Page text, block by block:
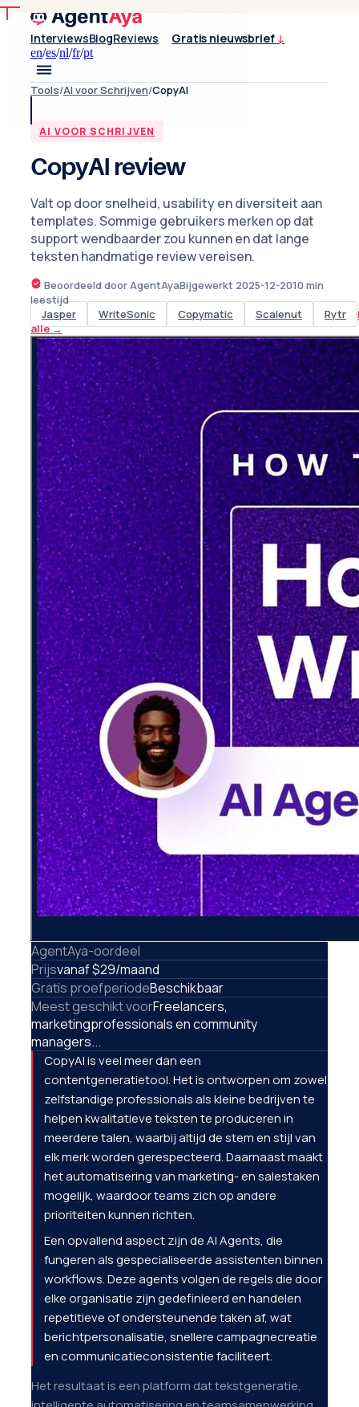
InterviewsBlogReviews Gratis nieuwsbrief ↓
en/es/nl/fr/pt
Tools/AI voor Schrijven/CopyAI
AI VOOR SCHRIJVEN
CopyAI review
Valt op door snelheid, usability en diversiteit aan
templates. Sommige gebruikers merken op dat
support wendbaarder zou kunnen en dat lange
teksten handmatige review vereisen.
Beoordeeld door AgentAyaBijgewerkt 2025-12-2010 min
leestijd
Jasper
WriteSonic Copymatic Scalenut Rytr
alle→
AgentAya-oordeel
Prijsvanaf $29/maand
Gratis proefperiodeBeschikbaar
Meest geschikt voorFreelancers,
marketingprofessionals en community
managers...
CopyAI is veel meer dan een
contentgeneratietool. Het is ontworpen om zowel
zelfstandige professionals als kleine bedrijven te
helpen kwalitatieve teksten te produceren in
meerdere talen, waarbij altijd de stem en stijl van
elk merk worden gerespecteerd. Daarnaast maakt
het automatisering van marketing- en salestaken
mogelijk, waardoor teams zich op andere
prioriteiten kunnen richten.
Een opvallend aspect zijn de AI Agents, die
fungeren als gespecialiseerde assistenten binnen
workflows. Deze agents volgen de regels die door
elke organisatie zijn gedefinieerd en handelen
repetitieve of ondersteunende taken af, wat
berichtpersonalisatie, snellere campagnecreatie
en communicatieconsistentie faciliteert.
Het resultaat is een platform dat tekstgeneratie,